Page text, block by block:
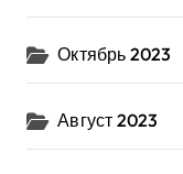
Октябрь 2023
Август 2023